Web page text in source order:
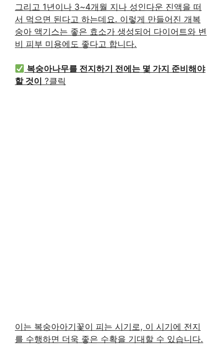
그리고 1년이나 3~4개월 지나 성인다운 진액을 떠
서 먹으면 된다고 하는데요. 이렇게 만들어진 개복
숭아 액기스는 좋은 효소가 생성되어 다이어트와 변
비 피부 미용에도 좋다고 합니다.
복숭아나무를 전지하기 전에는 몇 가지 준비해야
할 것이 ?클릭
이는 복숭아아기꽃이 피는 시기로, 이 시기에 전지
를 수행하면 더욱 좋은 수확을 기대할 수 있습니다.